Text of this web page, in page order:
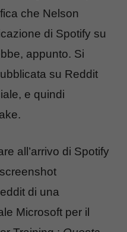
che Nelson
di Spotify su
appunto. Si
su Reddit
e quindi
all’arrivo di Spotify
di una
Microsoft per il